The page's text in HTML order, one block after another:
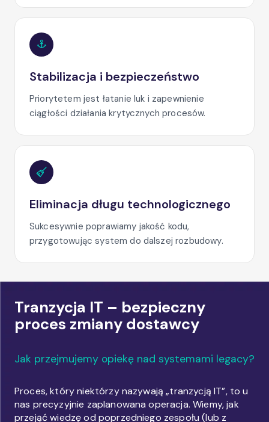
Stabilizacja i bezpieczeństwo
Priorytetem jest łatanie luk i zapewnienie
ciągłości działania krytycznych procesów.
Eliminacja długu technologicznego
Sukcesywnie poprawiamy jakość kodu,
przygotowując system do dalszej rozbudowy.
Tranzycja IT – bezpieczny
proces zmiany dostawcy
Jak przejmujemy opiekę nad systemami legacy?
Proces, który niektórzy nazywają „tranzycją IT”, to u
nas precyzyjnie zaplanowana operacja. Wiemy, jak
przejąć wiedzę od poprzedniego zespołu (lub z